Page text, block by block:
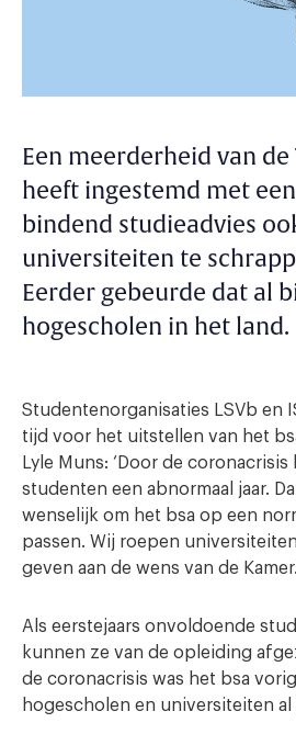
Een meerderheid van
heeft ingestemd met
bindend studieadvies
universiteiten te
Eerder gebeurde dat al
hogescholen in het land.
Studentenorganisaties LSVb en
tijd voor het uitstellen van het
Lyle Muns: ‘Door de
studenten een abnormaal jaar.
wenselijk om het bsa op een
passen. Wij roepen
geven aan de wens van de
Als eerstejaars onvoldoende
kunnen ze van de opleiding
de coronacrisis was het bsa
hogescholen en universiteiten